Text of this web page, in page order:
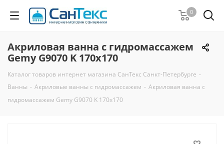
0
Акриловая ванна с гидромассажем
Gemy G9070 K 170х170
Каталог товаров интернет магазина СанТекс Санкт-Петербурге -
Ванны - Акриловые ванны с гидромассажем - Акриловая ванна с
гидромассажем Gemy G9070 K 170х170